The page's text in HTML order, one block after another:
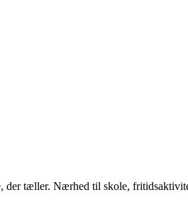
der tæller. Nærhed til skole,